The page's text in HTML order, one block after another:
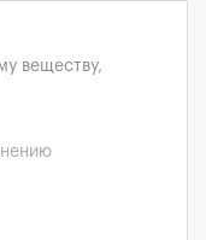
веществу,